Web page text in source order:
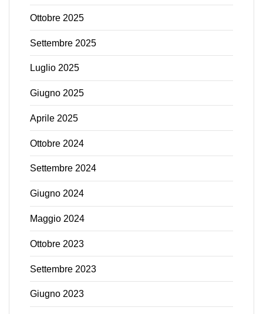
Ottobre 2025
Settembre 2025
Luglio 2025
Giugno 2025
Aprile 2025
Ottobre 2024
Settembre 2024
Giugno 2024
Maggio 2024
Ottobre 2023
Settembre 2023
Giugno 2023